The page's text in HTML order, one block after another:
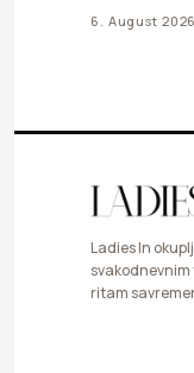
6. August
Ladies In
ritam